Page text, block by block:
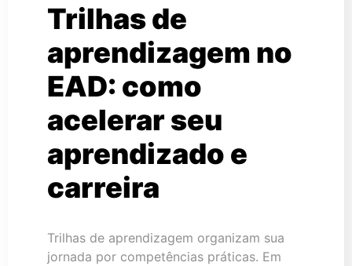
Trilhas de
aprendizagem no
EAD: como
acelerar seu
aprendizado e
carreira
Trilhas de aprendizagem organizam sua
jornada por competências práticas. Em